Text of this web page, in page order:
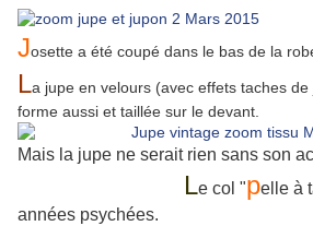
Josette a été coupé dans le bas de la
La jupe en velours (avec effets taches
forme aussi et taillée sur le
Mais la jupe ne serait rien sans son
Le col "pelle à
années psychées.